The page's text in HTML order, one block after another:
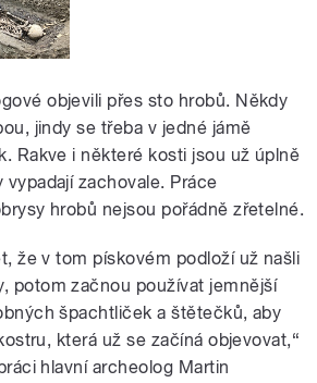
objevili přes sto hrobů. Někdy
jindy se třeba v jedné jámě
Rakve i některé kosti jsou už úplně
zachovale. Práce
hrobů nejsou pořádně zřetelné.
že v tom pískovém podloží už našli
potom začnou používat jemnější
špachtliček a štětečků, aby
která už se začíná objevovat,“
hlavní archeolog Martin